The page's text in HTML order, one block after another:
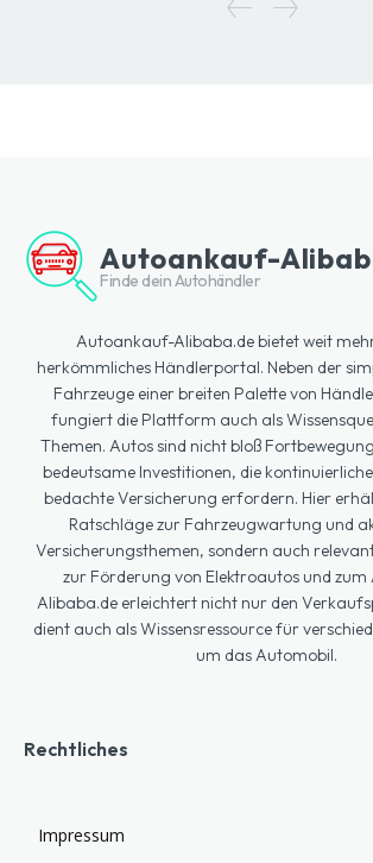
Autoankauf-
Finde dein Autohändler
Autoankauf-Alibaba.de bietet weit
herkömmliches Händlerportal. Neben der
Fahrzeuge einer breiten Palette von
fungiert die Plattform auch als
Themen. Autos sind nicht bloß
bedeutsame Investitionen, die
bedachte Versicherung erfordern. Hier
Ratschläge zur Fahrzeugwartung und
Versicherungsthemen, sondern auch
zur Förderung von Elektroautos und
Alibaba.de erleichtert nicht nur den
dient auch als Wissensressource für
um das Automobil.
Rechtliches
Impressum